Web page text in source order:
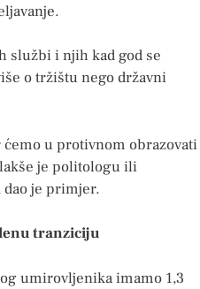
službi i njih kad god se
o tržištu nego državni
u protivnom obrazovati
je politologu ili
je primjer.
tranziciju
umirovljenika imamo 1,3